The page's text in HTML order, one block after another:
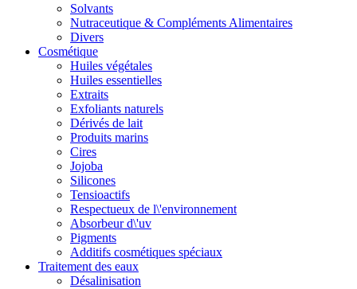
Solvants
Nutraceutique & Compléments Alimentaires
Divers
Cosmétique
Huiles végétales
Huiles essentielles
Extraits
Exfoliants naturels
Dérivés de lait
Produits marins
Cires
Jojoba
Silicones
Tensioactifs
Respectueux de l\'environnement
Absorbeur d\'uv
Pigments
Additifs cosmétiques spéciaux
Traitement des eaux
Désalinisation